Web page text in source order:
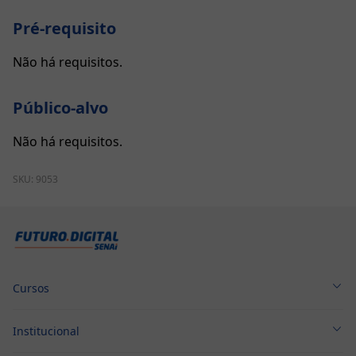
Pré-requisito
Não há requisitos.
Público-alvo
Não há requisitos.
SKU: 9053
Cursos
Cursos Profissionalizantes
Institucional